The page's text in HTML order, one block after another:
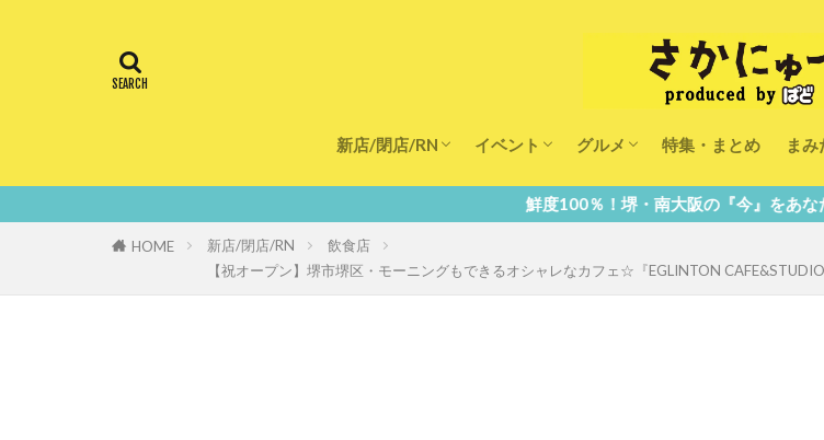
新店/閉店/RN イベント
キッズ
グルメ
ランチ
カフェ
特集・まとめ まみ
幼
鮮度100％！堺・南大阪の『今』をあなたのスマホへ直送！
HOME 新店/閉店/RN
飲食店
【祝オープン】堺市堺区・モーニングもできるオシャレなカフェ☆『EGLINTON